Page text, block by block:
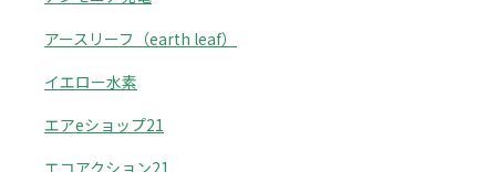
アースリーフ（earth leaf）
イエロー水素
エアeショップ21
エコアクション21